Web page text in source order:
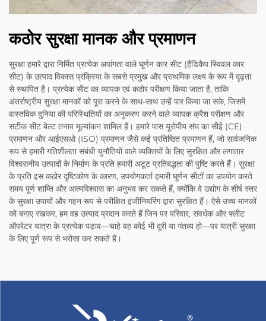
कठोर सुरक्षा मानक और प्रमाणन
सुरक्षा हमारे द्वारा निर्मित प्रत्येक अपांगता वाले घूर्णन कार सीट (हैंडिकैप स्विवल कार
सीट) के उत्पाद विकास प्रक्रिया के सबसे प्रमुख और प्राथमिक लक्ष्य के रूप में दृढ़ता
से स्थापित है। प्रत्येक सीट का व्यापक एवं कठोर परीक्षण किया जाता है, ताकि
अंतर्राष्ट्रीय सुरक्षा मानकों को पूरा करने के साथ-साथ उन्हें पार किया जा सके, जिसमें
वास्तविक दुनिया की परिस्थितियों का अनुकरण करने वाले व्यापक क्रैश परीक्षण और
सटीक सीट बेल्ट तनाव मूल्यांकन शामिल हैं। हमारे पास यूरोपीय संघ का सीई (CE)
प्रमाणन और आईएसओ (ISO) प्रमाणन जैसे कई प्रतिष्ठित प्रमाणन हैं, जो सार्वजनिक
रूप से हमारी गतिशीलता संबंधी चुनौतियों वाले व्यक्तियों के लिए सुरक्षित और लगातार
विश्वसनीय उत्पादों के निर्माण के प्रति हमारी अटूट प्रतिबद्धता की पुष्टि करते हैं। सुरक्षा
के प्रति इस कठोर दृष्टिकोण के कारण, उपयोगकर्ता हमारी घूर्णन सीटों का उपयोग करते
समय पूर्ण शाम्ति और आत्मविश्वास का अनुभव कर सकते हैं, क्योंकि वे उद्योग के शीर्ष स्तर
के सुरक्षा उपायों और गहन रूप से परीक्षित इंजीनियरिंग द्वारा सुरक्षित हैं। ऐसे उच्च मानकों
को बनाए रखकर, हम वह उत्पाद प्रदान करते हैं जिन पर परिवार, संवर्धक और फ्लीट
ऑपरेटर यात्रा के प्रत्येक पड़ाव—चाहे वह कोई भी दूरी या गंतव्य हो—पर यात्री सुरक्षा
के लिए पूर्ण रूप से भरोसा कर सकते हैं।